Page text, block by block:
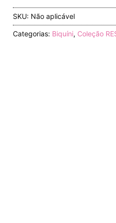
SKU: Não aplicável
Categorias: Biquíni, Coleção